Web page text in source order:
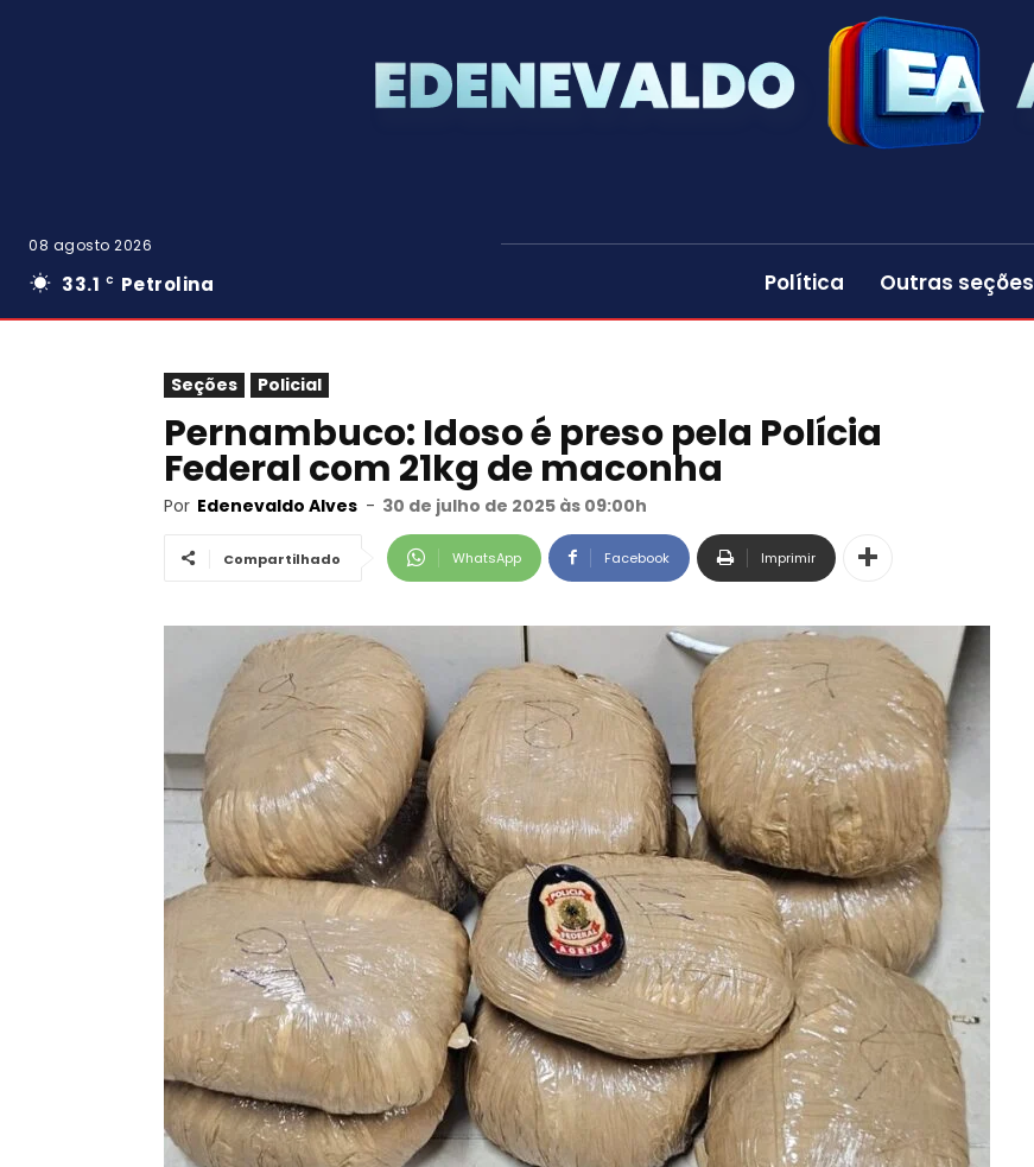
08 agosto 2026
33.1 C Petrolina Política Outras seções
Seções Policial
Pernambuco: Idoso é preso pela Polícia
Federal com 21kg de maconha
Por Edenevaldo Alves - 30 de julho de 2025 às 09:00h
Compartilhado WhatsApp Facebook Imprimir